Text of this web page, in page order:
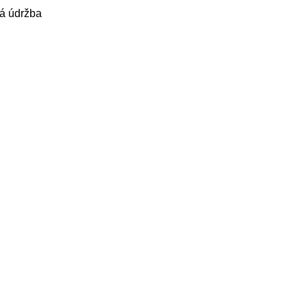
údržba